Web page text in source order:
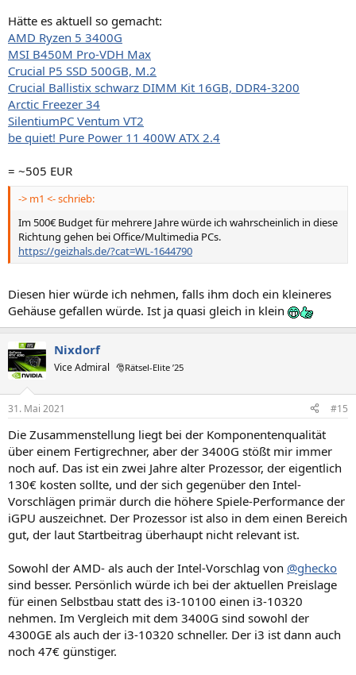
Hätte es aktuell so gemacht:
AMD Ryzen 5 3400G
MSI B450M Pro-VDH Max
Crucial P5 SSD 500GB, M.2
Crucial Ballistix schwarz DIMM Kit 16GB, DDR4-3200
Arctic Freezer 34
SilentiumPC Ventum VT2
be quiet! Pure Power 11 400W ATX 2.4
= ~505 EUR
-> m1 <- schrieb:
Im 500€ Budget für mehrere Jahre würde ich wahrscheinlich in diese
Richtung gehen bei Office/Multimedia PCs.
https://geizhals.de/?cat=WL-1644790
Diesen hier würde ich nehmen, falls ihm doch ein kleineres
Gehäuse gefallen würde. Ist ja quasi gleich in klein
Nixdorf
Vice Admiral 🎅Rätsel-Elite ’25
31. Mai 2021 #15
Die Zusammenstellung liegt bei der Komponentenqualität
über einem Fertigrechner, aber der 3400G stößt mir immer
noch auf. Das ist ein zwei Jahre alter Prozessor, der eigentlich
130€ kosten sollte, und der sich gegenüber den Intel-
Vorschlägen primär durch die höhere Spiele-Performance der
iGPU auszeichnet. Der Prozessor ist also in dem einen Bereich
gut, der laut Startbeitrag überhaupt nicht relevant ist.
Sowohl der AMD- als auch der Intel-Vorschlag von @ghecko
sind besser. Persönlich würde ich bei der aktuellen Preislage
für einen Selbstbau statt des i3-10100 einen i3-10320
nehmen. Im Vergleich mit dem 3400G sind sowohl der
4300GE als auch der i3-10320 schneller. Der i3 ist dann auch
noch 47€ günstiger.